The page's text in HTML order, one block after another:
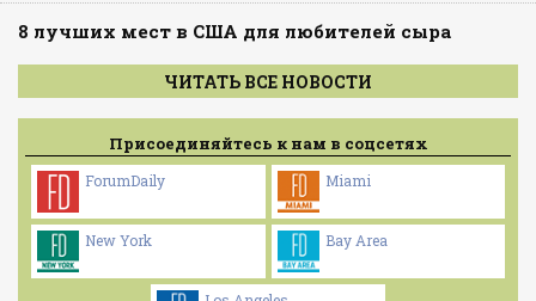
8 лучших мест в США для любителей сыра
ЧИТАТЬ ВСЕ НОВОСТИ
Присоединяйтесь к нам в соцсетях
ForumDaily Miami
New York Bay Area